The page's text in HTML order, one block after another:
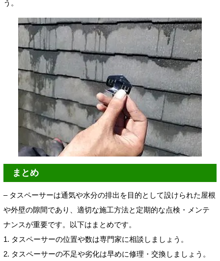
う。
まとめ
– タスペーサーは通気や水分の排出を目的として設けられた屋根
や外壁の隙間であり、適切な施工方法と定期的な点検・メンテ
ナンスが重要です。以下はまとめです。
1. タスペーサーの位置や数は専門家に相談しましょう。
2. タスペーサーの不足や劣化は早めに修理・交換しましょう。